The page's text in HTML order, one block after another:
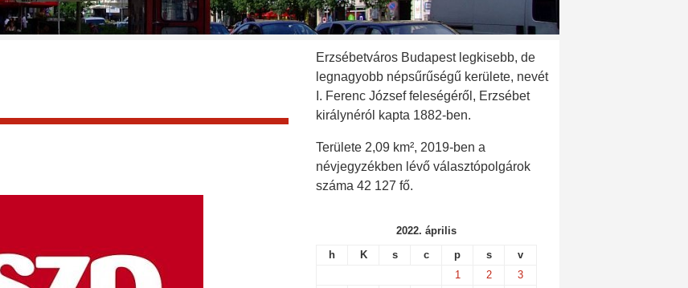
Erzsébetváros Budapest legkisebb, de
legnagyobb népsűrűségű kerülete, nevét
I. Ferenc József feleségéről, Erzsébet
királynéról kapta 1882-ben.
Területe 2,09 km², 2019-ben a
névjegyzékben lévő választópolgárok
száma 42 127 fő.
2022. április
h
K s c p s
v
1
2
3